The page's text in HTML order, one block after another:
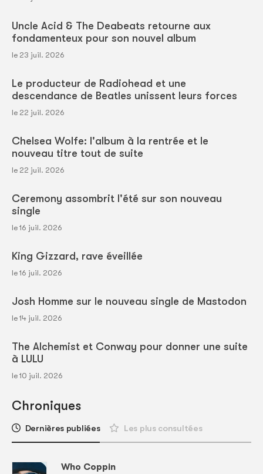
Uncle Acid & The Deabeats retourne aux
fondamenteux pour son nouvel album
le 23 juil. 2026
Le producteur de Radiohead et une
descendance de Beatles unissent leurs forces
le 22 juil. 2026
Chelsea Wolfe: l'album à la rentrée et le
nouveau titre tout de suite
le 22 juil. 2026
Ceremony assombrit l'été sur son nouveau
single
le 16 juil. 2026
King Gizzard, rave éveillée
le 16 juil. 2026
Josh Homme sur le nouveau single de Mastodon
le 14 juil. 2026
The Alchemist et Conway pour donner une suite
à LULU
le 10 juil. 2026
Chroniques
Dernières publiées Les plus consultées
Who Coppin